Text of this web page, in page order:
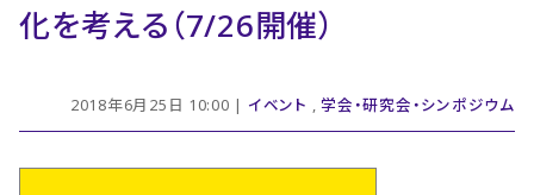
化を考える（7/26開催）
2018年6月25日 10:00 | イベント , 学会・研究会・シンポジウム